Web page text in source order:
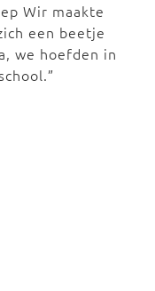
Wir maakte
een beetje
we hoefden in